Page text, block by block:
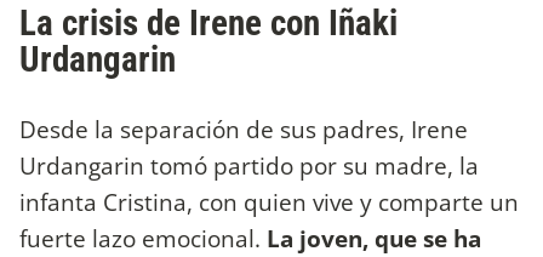
La crisis de Irene con Iñaki
Urdangarin
Desde la separación de sus padres, Irene
Urdangarin tomó partido por su madre, la
infanta Cristina, con quien vive y comparte un
fuerte lazo emocional. La joven, que se ha